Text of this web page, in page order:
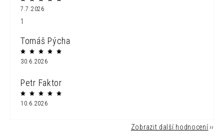
7.7.2026
1
Tomáš Pýcha
30.6.2026
Petr Faktor
10.6.2026
Zobrazit další hodnocení